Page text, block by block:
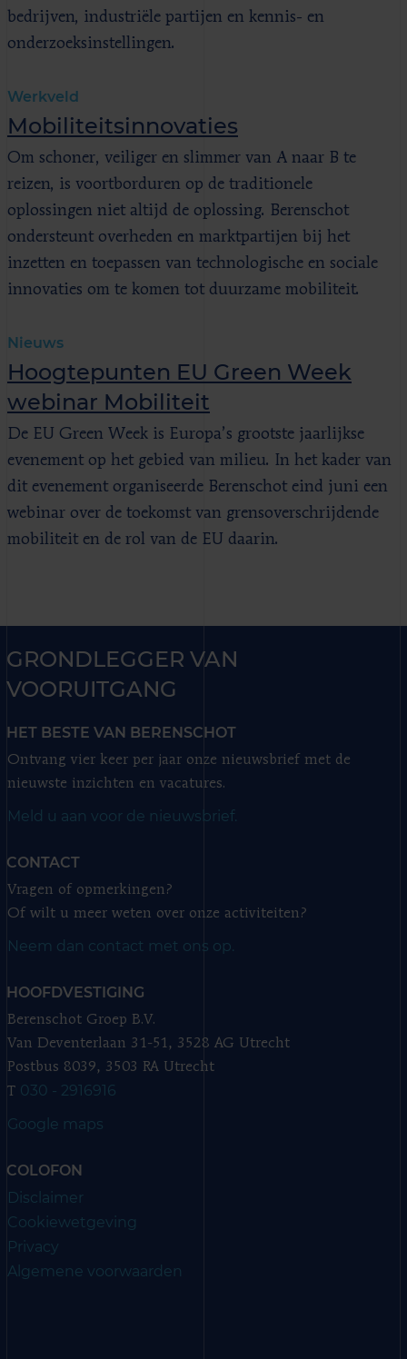
bedrijven, industriële partijen en kennis- en
onderzoeksinstellingen.
Werkveld
Mobiliteitsinnovaties
Om schoner, veiliger en slimmer van A naar B te
reizen, is voortborduren op de traditionele
oplossingen niet altijd de oplossing. Berenschot
ondersteunt overheden en marktpartijen bij het
inzetten en toepassen van technologische en sociale
innovaties om te komen tot duurzame mobiliteit.
Nieuws
Hoogtepunten EU Green Week
webinar Mobiliteit
De EU Green Week is Europa’s grootste jaarlijkse
evenement op het gebied van milieu. In het kader van
dit evenement organiseerde Berenschot eind juni een
webinar over de toekomst van grensoverschrijdende
mobiliteit en de rol van de EU daarin.
GRONDLEGGER VAN
VOORUITGANG
HET BESTE VAN BERENSCHOT
Ontvang vier keer per jaar onze nieuwsbrief met de
nieuwste inzichten en vacatures.
Meld u aan voor de nieuwsbrief.
CONTACT
Vragen of opmerkingen?
Of wilt u meer weten over onze activiteiten?
Neem dan contact met ons op.
HOOFDVESTIGING
Berenschot Groep B.V.
Van Deventerlaan 31-51, 3528 AG Utrecht
Postbus 8039, 3503 RA Utrecht
T 030 - 2916916
Google maps
COLOFON
Disclaimer
Cookiewetgeving
Privacy
Algemene voorwaarden